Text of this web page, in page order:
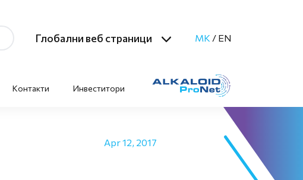
Глобални веб страници MK / EN
Контакти Инвеститори
Apr 12, 2017